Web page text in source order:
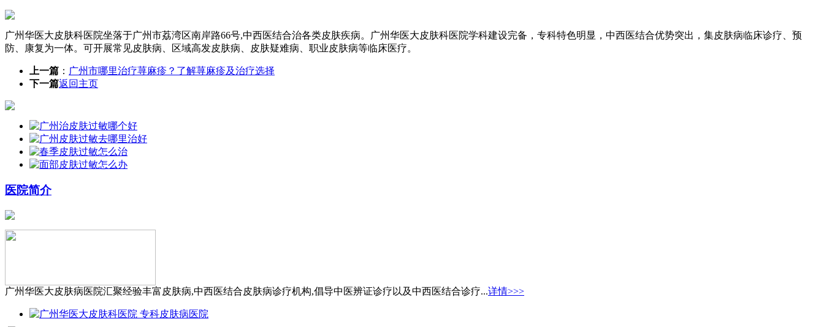
广州华医大皮肤科医院坐落于广州市荔湾区南岸路66号,中西医结合治各类皮肤疾病。广州华医大皮肤科医院学科建设完备，专科特色明显，中西医结合优势突出，集皮肤病临床诊疗、预
防、康复为一体。可开展常见皮肤病、区域高发皮肤病、皮肤疑难病、职业皮肤病等临床医疗。
上一篇 ： 广州市哪里治疗荨麻疹？了解荨麻疹及治疗选择
下一篇返回主页
医院简介
广州华医大皮肤病医院汇聚经验丰富皮肤病,中西医结合皮肤病诊疗机构,倡导中医辨证诊疗以及中西医结合诊疗...详情>>>